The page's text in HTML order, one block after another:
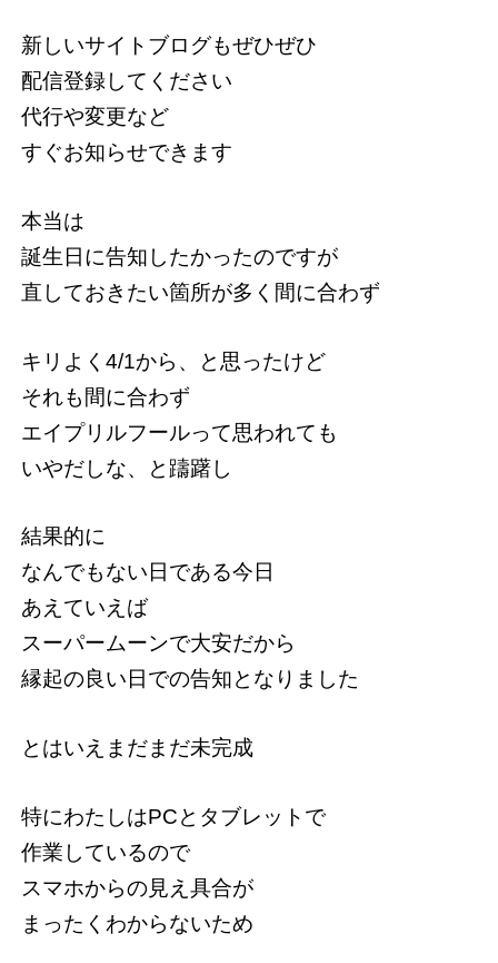
新しいサイトブログもぜひぜひ
配信登録してください
代行や変更など
すぐお知らせできます
本当は
誕生日に告知したかったのですが
直しておきたい箇所が多く間に合わず
キリよく4/1から、と思ったけど
それも間に合わず
エイプリルフールって思われても
いやだしな、と躊躇し
結果的に
なんでもない日である今日
あえていえば
スーパームーンで大安だから
縁起の良い日での告知となりました
とはいえまだまだ未完成
特にわたしはPCとタブレットで
作業しているので
スマホからの見え具合が
まったくわからないため